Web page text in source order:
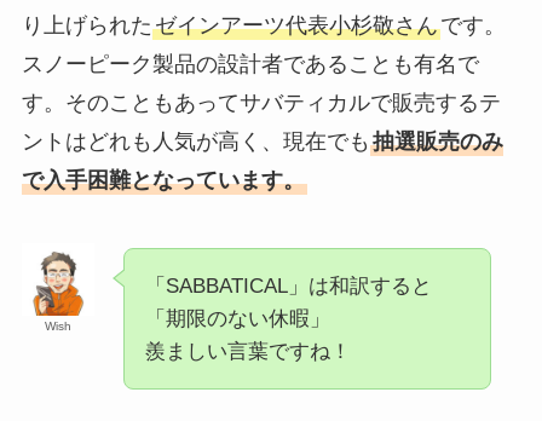
り上げられたゼインアーツ代表小杉敬さんです。
スノーピーク製品の設計者であることも有名で
す。そのこともあってサバティカルで販売するテ
ントはどれも人気が高く、現在でも 抽選販売のみ
で入手困難となっています。
Wish
「SABBATICAL」は和訳すると
「期限のない休暇」
羨ましい言葉ですね！